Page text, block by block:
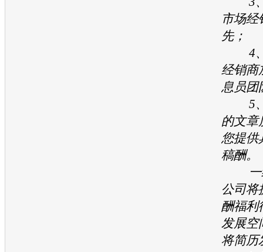
市场经
先；
4、
经销商
息员团
5、
的文章
您提供
稿酬。
一经
公司将
酬福利
发展空
将简历